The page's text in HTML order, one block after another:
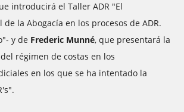
introducirá el Taller ADR "El
la Abogacía en los procesos de ADR.
y de Frederic Munné, que presentará la
régimen de costas en los
en los que se ha intentado la